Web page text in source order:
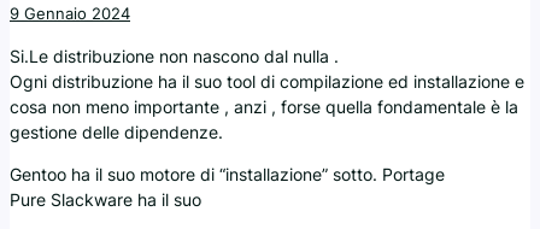
9 Gennaio 2024
Si.Le distribuzione non nascono dal nulla .
Ogni distribuzione ha il suo tool di compilazione ed installazione e
cosa non meno importante , anzi , forse quella fondamentale è la
gestione delle dipendenze.
Gentoo ha il suo motore di “installazione” sotto. Portage
Pure Slackware ha il suo